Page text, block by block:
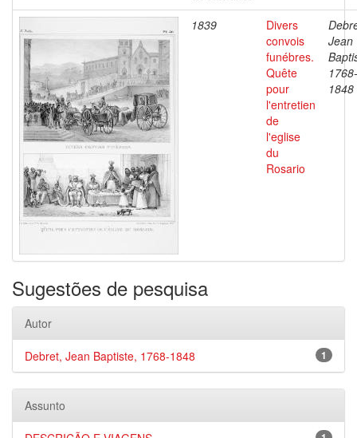
1839
Divers
convois
funébres.
Quête
pour
l'entretien
de
l'eglise
du
Rosario
Jean
1768-
1848
Sugestões de pesquisa
Autor
1
Debret, Jean Baptiste, 1768-1848
Assunto